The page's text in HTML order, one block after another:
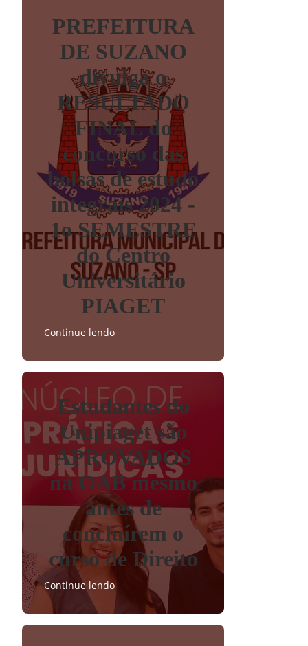
PREFEITURA
DE SUZANO
divulga o
RESULTADO
FINAL do
concurso das
bolsas de estudo
integrais 2024 -
1o SEMESTRE
do Centro
Universitário
PIAGET
Continue lendo
Estudantes do
Unipiaget são
APROVADOS
na OAB mesmo
antes de
concluírem o
curso de Direito
Continue lendo